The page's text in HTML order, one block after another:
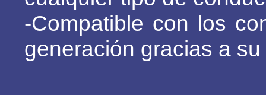
-Compatible con los
generación gracias a